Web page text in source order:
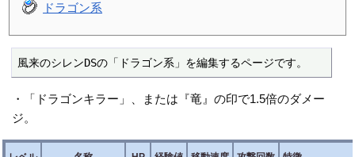
ドラゴン系
風来のシレンDSの「ドラゴン系」を編集するページです。
・「ドラゴンキラー」、または『竜』の印で1.5倍のダメー
ジ。